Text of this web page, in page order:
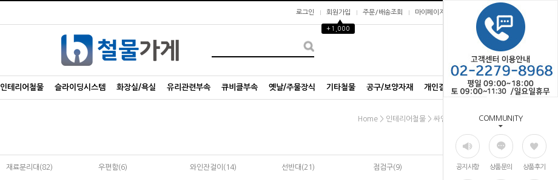
COMMUNITY
공지사항 상품문의 상품후기
로그인 회원가입
▲
+1,000
주문/배송조회 마이페이지
인테리어철물 슬라이딩시스템 화장실/욕실 유리관련부속 큐비클부속 옛날/주물장식 기타철물 공구/보양자재 개인결제창
Home > 인테리어철물 > 싸인/화장실표시
재료분리대(82) 우편함(6) 와인잔걸이(14) 선반대(21) 점검구(9)